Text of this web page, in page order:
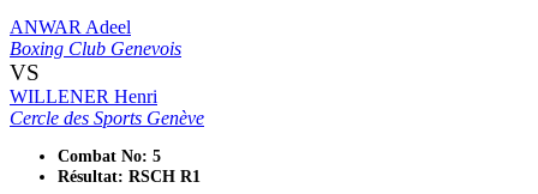
ANWAR Adeel
Boxing Club Genevois
VS
WILLENER Henri
Cercle des Sports Genève
Combat No: 5
Résultat: RSCH R1